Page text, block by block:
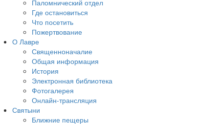
Паломнический отдел
Где остановиться
Что посетить
Пожертвование
О Лавре
Священноначалие
Общая информация
История
Электронная библиотека
Фотогалерея
Онлайн-трансляция
Святыни
Ближние пещеры